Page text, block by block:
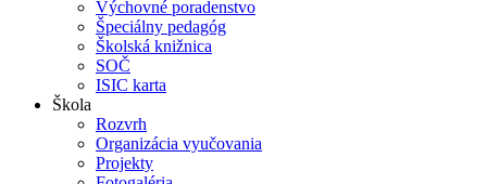
Výchovné poradenstvo
Špeciálny pedagóg
Školská knižnica
SOČ
ISIC karta
Škola
Rozvrh
Organizácia vyučovania
Projekty